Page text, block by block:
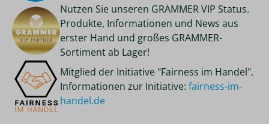
Nutzen Sie unseren GRAMMER VIP Status.
Produkte, Informationen und News aus
erster Hand und großes GRAMMER-
Sortiment ab Lager!
Mitglied der Initiative "Fairness im Handel".
Informationen zur Initiative: fairness-im-
handel.de